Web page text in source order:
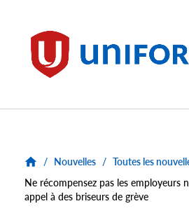
Unifor
/ Nouvelles / Toutes les
Ne récompensez pas les employeurs
appel à des briseurs de grève